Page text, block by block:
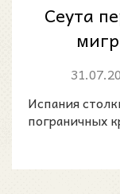
Сеута
Испания
пограничных